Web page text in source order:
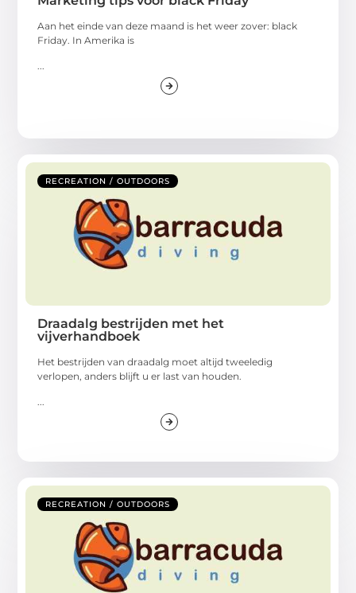
Aan het einde van deze maand is het weer zover: black
Friday. In Amerika is
...
RECREATION / OUTDOORS
Draadalg bestrijden met het
vijverhandboek
Het bestrijden van draadalg moet altijd tweeledig
verlopen, anders blijft u er last van houden.
...
RECREATION / OUTDOORS